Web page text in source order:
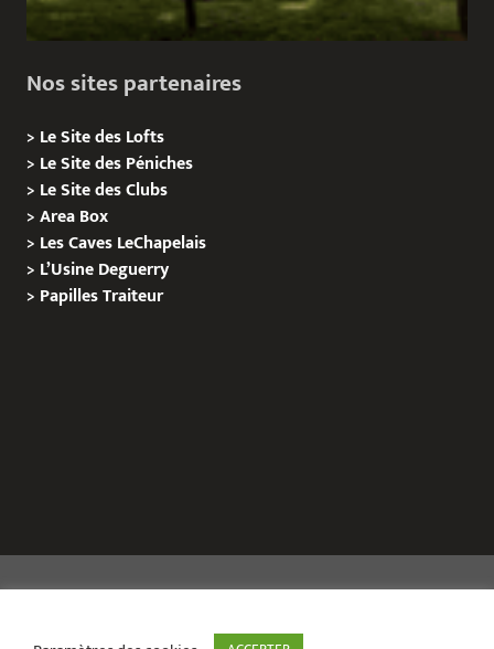
Nos sites partenaires
> Le Site des Lofts
> Le Site des Péniches
> Le Site des Clubs
>Area Box
> Les Caves LeChapelais
> L’Usine Deguerry
> PapillesTraiteur